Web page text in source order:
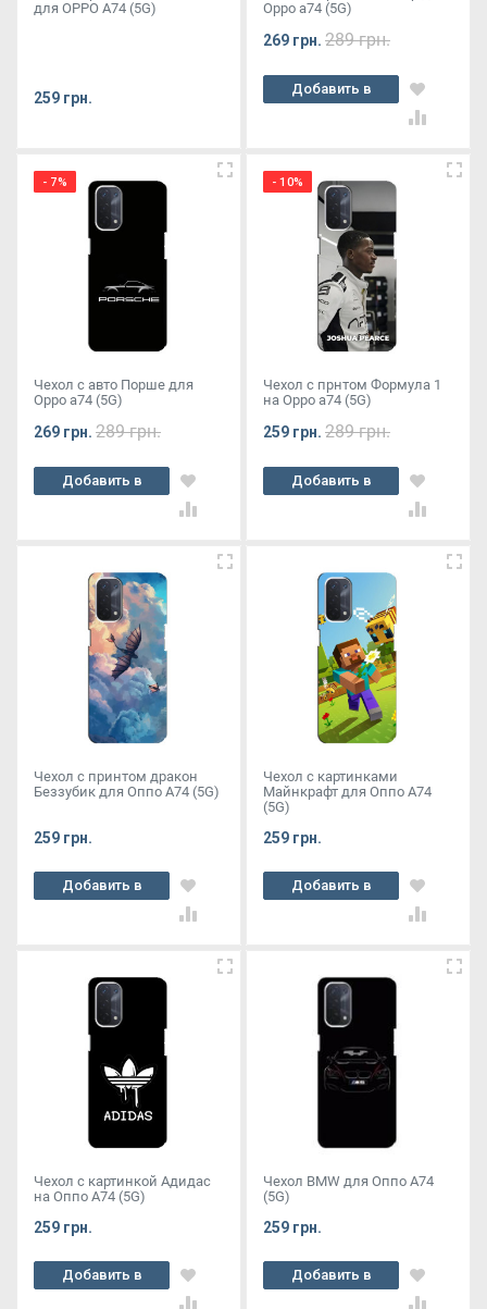
для OPPO A74 (5G)
259 грн.
Oppo a74 (5G)
269 грн. 289 грн.
Добавить в
корзину
- 7%
Чехол с авто Порше для
Oppo a74 (5G)
269 грн. 289 грн.
Добавить в
корзину
- 10%
Чехол с прнтом Формула 1
на Oppo a74 (5G)
259 грн. 289 грн.
Добавить в
корзину
Чехол с принтом дракон
Беззубик для Оппо А74 (5G)
259 грн.
Добавить в
корзину
Чехол с картинками
Майнкрафт для Оппо А74
(5G)
259 грн.
Добавить в
корзину
Чехол с картинкой Адидас
на Оппо А74 (5G)
259 грн.
Добавить в
корзину
Чехол BMW для Оппо А74
(5G)
259 грн.
Добавить в
корзину